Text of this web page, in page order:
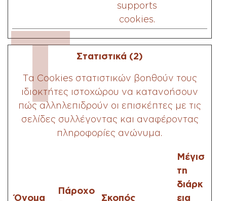
T
supports
cookies.
Στατιστικά (2)
Τα Cookies στατιστικών βοηθούν τους
ιδιοκτήτες ιστοχώρου να κατανοήσουν
πώς αλληλεπιδρούν οι επισκέπτες με τις
σελίδες συλλέγοντας και αναφέροντας
πληροφορίες ανώνυμα.
Όνομα
Πάροχο
Σκοπός
Μέγισ
τη
διάρκ
εια